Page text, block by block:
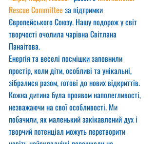
Rescue Committee за підтримки
Європейського Союзу. Нашу подорож у світ
творчості очолила чарівна Світлана
Панаітова.
Енергія та веселі посмішки заповнили
простір, коли діти, особливі та унікальні,
зібралися разом, готові до нових відкриттів.
Кожна дитина була проявом наполегливості,
незважаючи на свої особливості. Ми
побачили, як маленький закікавлений дух і
творчий потенціал можуть перетворити